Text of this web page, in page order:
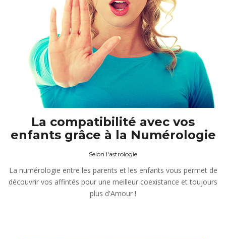
La compatibilité avec vos
enfants grâce à la Numérologie
Selon l'astrologie
La numérologie entre les parents et les enfants vous permet de
découvrir vos affintés pour une meilleur coexistance et toujours
plus d'Amour !